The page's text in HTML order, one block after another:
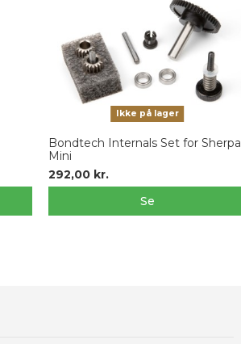
Ikke på lager
Bondtech Internals Set for Sherpa
Mini
292,00 kr.
Se